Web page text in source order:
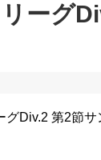
ーグ
Div.2 第2節